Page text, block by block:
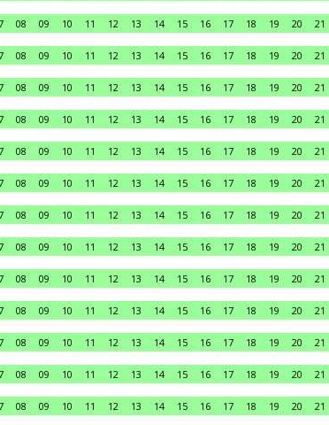
08 09 10 11 12 13 14 15 16 17 18 19 20 21
08 09 10 11 12 13 14 15 16 17 18 19 20 21
08 09 10 11 12 13 14 15 16 17 18 19 20 21
08 09 10 11 12 13 14 15 16 17 18 19 20 21
08 09 10 11 12 13 14 15 16 17 18 19 20 21
08 09 10 11 12 13 14 15 16 17 18 19 20 21
08 09 10 11 12 13 14 15 16 17 18 19 20 21
08 09 10 11 12 13 14 15 16 17 18 19 20 21
08 09 10 11 12 13 14 15 16 17 18 19 20 21
08 09 10 11 12 13 14 15 16 17 18 19 20 21
08 09 10 11 12 13 14 15 16 17 18 19 20 21
08 09 10 11 12 13 14 15 16 17 18 19 20 21
08 09 10 11 12 13 14 15 16 17 18 19 20 21